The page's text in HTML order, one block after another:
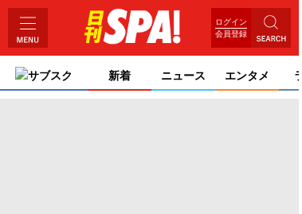
ログイン
会員登録
サブスク 新着 ニュース エンタメ